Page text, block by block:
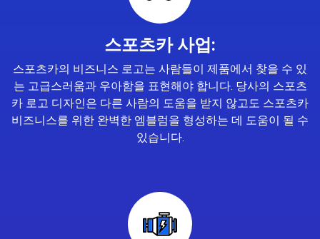
스포츠카 사업:
스포츠카의 비즈니스 로고는 사람들이 제품에서 찾을 수 있
는 고급스러움과 우아함을 표현해야 합니다. 당사의 스포츠
카 로고 디자인은 다른 사람의 도움을 받지 않고도 스포츠카
비즈니스를 위한 완벽한 엠블럼을 형성하는 데 도움이 될 수
있습니다.